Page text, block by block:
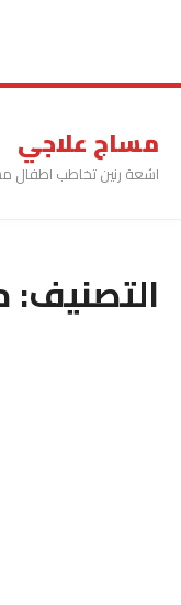
مساج علاجي
اشعة رنين تخاطب اطفال
التصنيف: